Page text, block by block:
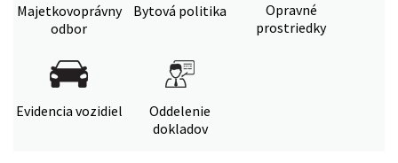
Majetkovoprávny
odbor
Bytová politika
Opravné
prostriedky
Evidencia vozidiel
Oddelenie
dokladov